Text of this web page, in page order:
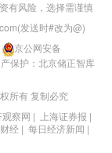
有风险，选择需谨慎
发送时#改为@)
京公网安备
保护：北京储正智库
所有 复制必究
察网 | 上海证券报 |
经| 每日经济新闻 |